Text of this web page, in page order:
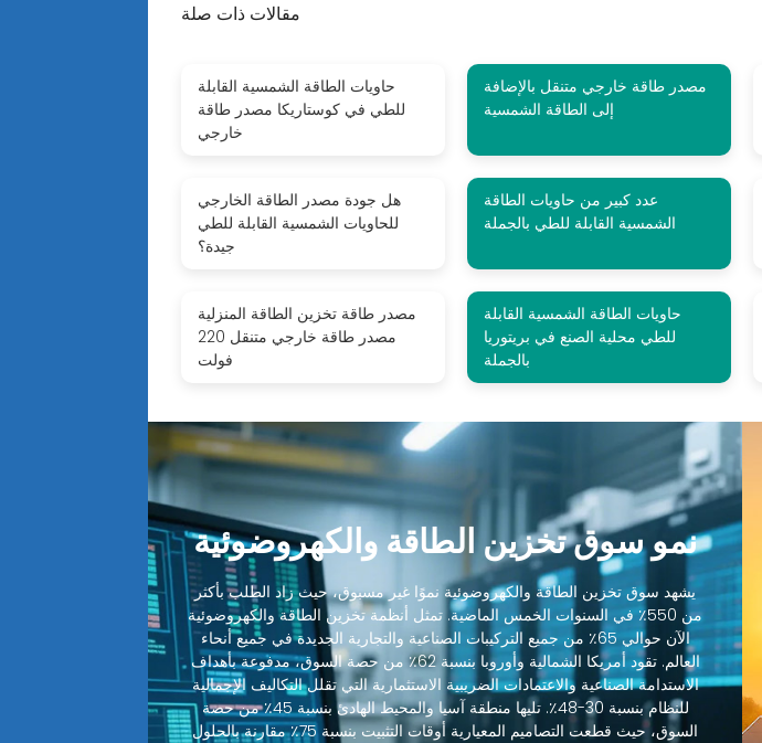
مقالات ذات صلة
حاويات الطاقة الشمسية القابلة
للطي في كوستاريكا مصدر طاقة
خارجي
مصدر طاقة خارجي متنقل بالإضافة
إلى الطاقة الشمسية
هل جودة مصدر الطاقة الخارجي
للحاويات الشمسية القابلة للطي
جيدة؟
عدد كبير من حاويات الطاقة
الشمسية القابلة للطي بالجملة
مصدر طاقة تخزين الطاقة المنزلية
مصدر طاقة خارجي متنقل 220
فولت
حاويات الطاقة الشمسية القابلة
للطي محلية الصنع في بريتوريا
بالجملة
نمو سوق تخزين الطاقة والكهروضوئية
يشهد سوق تخزين الطاقة والكهروضوئية نموًا غير مسبوق، حيث زاد الطلب بأكثر
من 550٪ في السنوات الخمس الماضية. تمثل أنظمة تخزين الطاقة والكهروضوئية
الآن حوالي 65٪ من جميع التركيبات الصناعية والتجارية الجديدة في جميع أنحاء
العالم. تقود أمريكا الشمالية وأوروبا بنسبة 62٪ من حصة السوق، مدفوعة بأهداف
الاستدامة الصناعية والاعتمادات الضريبية الاستثمارية التي تقلل التكاليف الإجمالية
للنظام بنسبة 30-48٪. تليها منطقة آسيا والمحيط الهادئ بنسبة 45٪ من حصة
السوق، حيث قطعت التصاميم المعيارية أوقات التثبيت بنسبة 75٪ مقارنة بالحلول